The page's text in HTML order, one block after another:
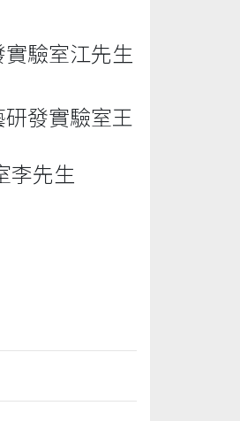
驗室江先生
發實驗室王
李先生